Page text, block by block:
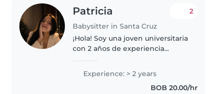
Patricia
Babysitter in Santa Cruz
2
¡Hola! Soy una joven universitaria
con 2 años de experiencia
escolar. Me encanta leer cuentos
y jugar con los niños. Soy una
persona empática, calmada..
Experience: > 2 years
BOB 20.00/hr